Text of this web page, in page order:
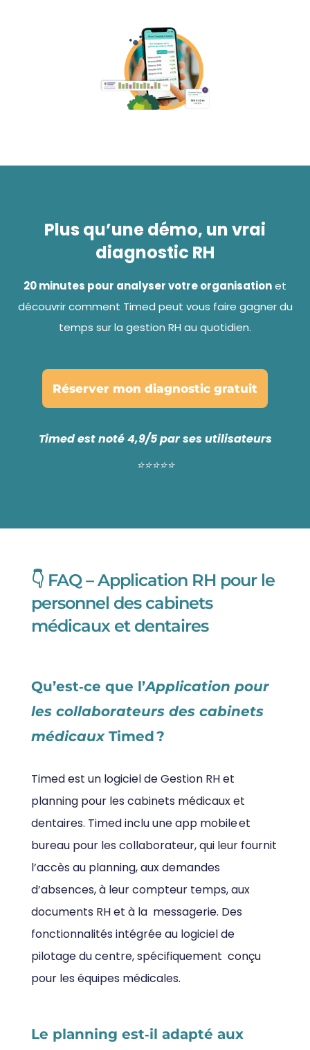
Plus qu’une démo, un vrai
diagnostic RH
20 minutes pour analyser votre organisationet
découvrir comment Timed peut vous faire gagner du
temps sur la gestion RH au quotidien.
Réserver mon diagnostic gratuit
Timed est noté 4,9/5 par ses utilisateurs
⭐️⭐️⭐️⭐️⭐️
👇 FAQ – Application RH pour le
personnel des cabinets
médicaux et dentaires
Qu’est‑ce que l’Application pour
les collaborateurs des cabinets
médicauxTimed ?
Timed est un logiciel de Gestion RH et
planning pour les cabinets médicaux et
dentaires. Timed inclu une app mobile et
bureau pour les collaborateur, qui leur fournit
l’accès au planning, aux demandes
d’absences, à leur compteur temps, aux
documents RH et à la messagerie. Des
fonctionnalités intégrée au logiciel de
pilotage du centre, spécifiquement conçu
pour les équipes médicales.
Le planning est‑il adapté aux